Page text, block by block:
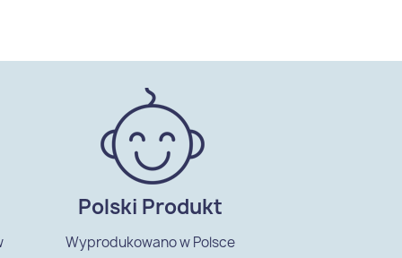
Polski Produkt
Wyprodukowano w Polsce